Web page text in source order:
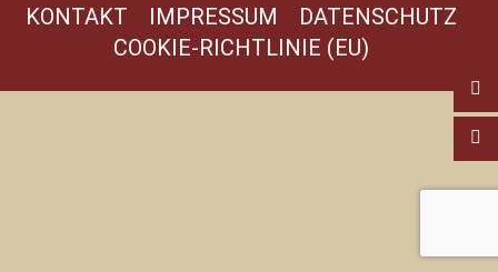
KONTAKT IMPRESSUM
DATENSCHUTZ
COOKIE-RICHTLINIE (EU)